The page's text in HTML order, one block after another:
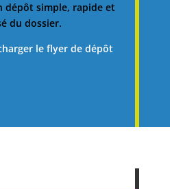
dépôt simple, rapide et
du dossier.
le flyer de dépôt